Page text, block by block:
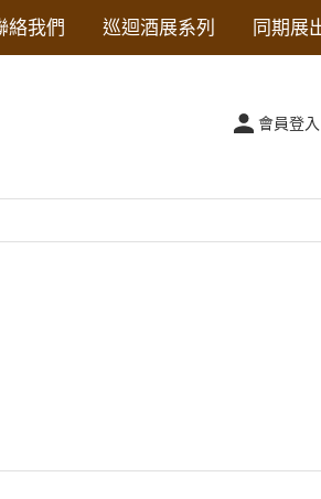
絡我們 巡迴酒展系列 同期展
會員登入